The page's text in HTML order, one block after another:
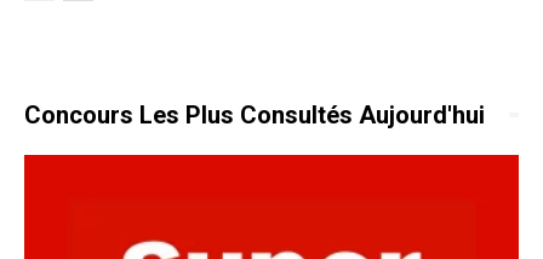
Concours Les Plus Consultés Aujourd'hui